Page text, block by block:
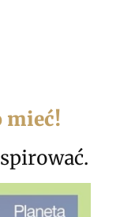
mieć!